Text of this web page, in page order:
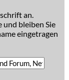
an.
und bleiben Sie
eingetragen